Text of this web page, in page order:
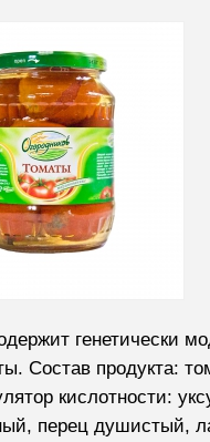
генетически
Состав продукта:
кислотности:
перец душистый,